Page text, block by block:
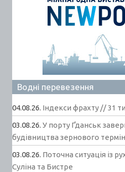
Водні перевезення
04.08.26. Індекси фрахту // 31
03.08.26. У порту Ґданськ
будівництва зернового
03.08.26. Поточна ситуація із
Суліна та Бистре